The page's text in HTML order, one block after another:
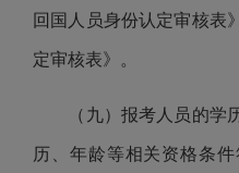
回国人员身份认定审核表
定审核表》。
（九）报考人员的学
历、年龄等相关资格条